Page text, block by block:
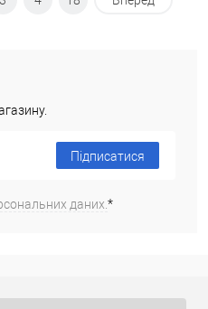
Підписатися
даних.*